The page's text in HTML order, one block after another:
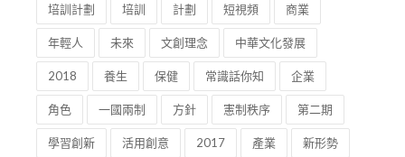
培訓計劃 培訓 計劃 短視頻 商業
年輕人 未來 文創理念 中華文化發展
2018 養生 保健 常識話你知 企業
角色 一國兩制 方針 憲制秩序 第二期
學習創新 活用創意 2017 產業 新形勢